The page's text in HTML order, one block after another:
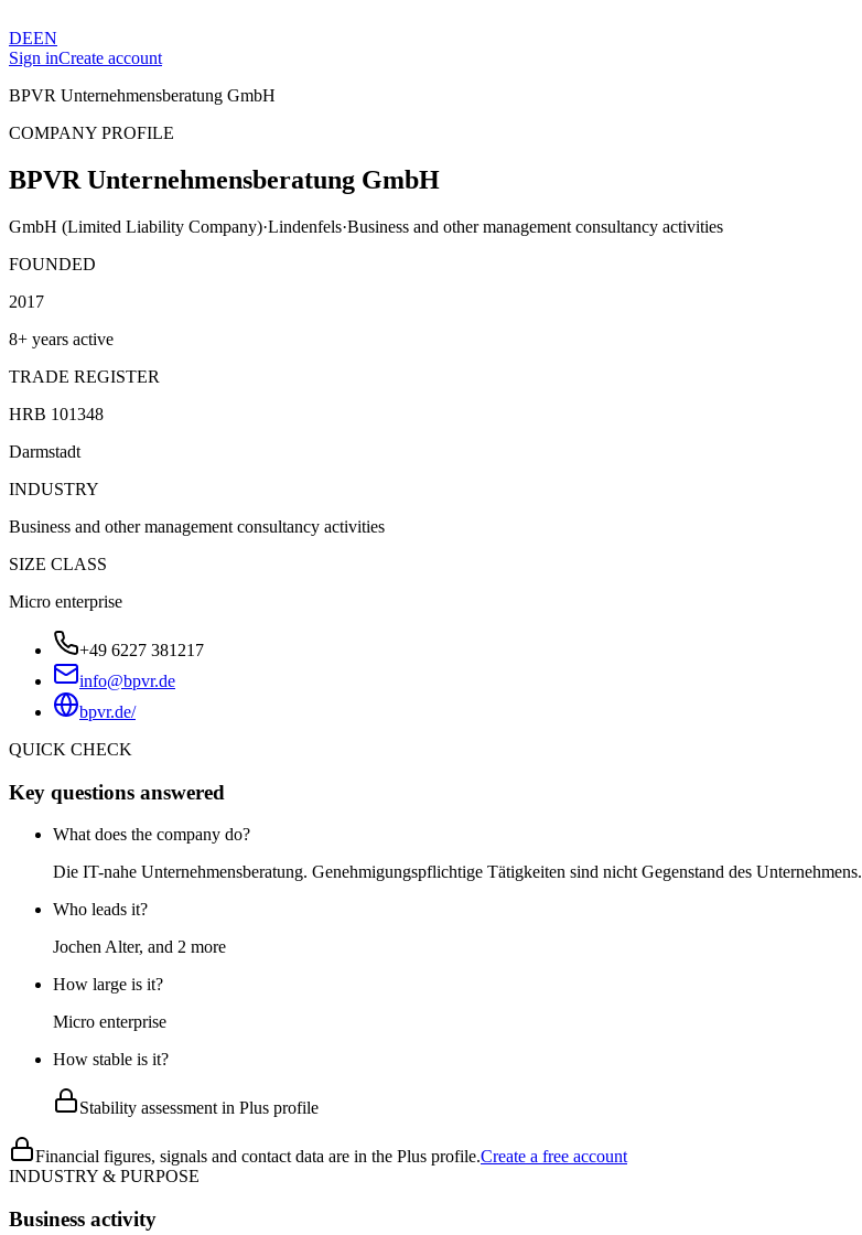
DEEN
Sign inCreate account
BPVR Unternehmensberatung GmbH
COMPANY PROFILE
BPVR Unternehmensberatung GmbH
GmbH (Limited Liability Company)·Lindenfels·Business and other management consultancy activities
FOUNDED
2017
8+ years active
TRADE REGISTER
HRB 101348
Darmstadt
INDUSTRY
Business and other management consultancy activities
SIZE CLASS
Micro enterprise
+49 6227 381217
info@bpvr.de
bpvr.de/
QUICK CHECK
Key questions answered
What does the company do?
Die IT-nahe Unternehmensberatung. Genehmigungspflichtige Tätigkeiten sind nicht Gegenstand des Unternehmens.
Who leads it?
Jochen Alter, and 2 more
How large is it?
Micro enterprise
How stable is it?
Stability assessment in Plus profile
Financial figures, signals and contact data are in the Plus profile.Create a free account
INDUSTRY & PURPOSE
Business activity